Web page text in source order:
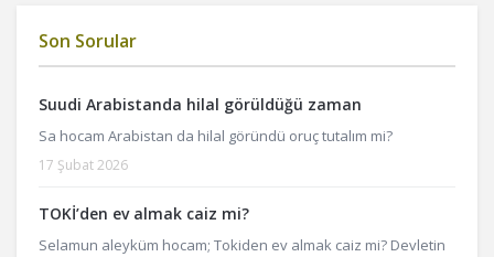
Son Sorular
Suudi Arabistanda hilal görüldüğü zaman
Sa hocam Arabistan da hilal göründü oruç tutalım mi?
17 Şubat 2026
TOKİ’den ev almak caiz mi?
Selamun aleyküm hocam; Tokiden ev almak caiz mi? Devletin